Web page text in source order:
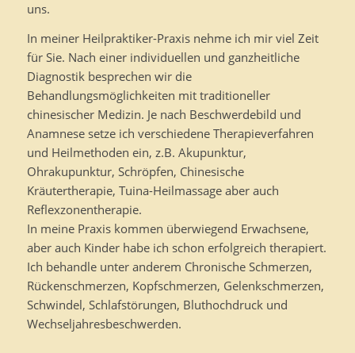
uns.
In meiner Heilpraktiker-Praxis nehme ich mir viel Zeit
für Sie. Nach einer individuellen und ganzheitliche
Diagnostik besprechen wir die
Behandlungsmöglichkeiten mit traditioneller
chinesischer Medizin. Je nach Beschwerdebild und
Anamnese setze ich verschiedene Therapieverfahren
und Heilmethoden ein, z.B. Akupunktur,
Ohrakupunktur, Schröpfen, Chinesische
Kräutertherapie, Tuina-Heilmassage aber auch
Reflexzonentherapie.
In meine Praxis kommen überwiegend Erwachsene,
aber auch Kinder habe ich schon erfolgreich therapiert.
Ich behandle unter anderem Chronische Schmerzen,
Rückenschmerzen, Kopfschmerzen, Gelenkschmerzen,
Schwindel, Schlafstörungen, Bluthochdruck und
Wechseljahresbeschwerden.